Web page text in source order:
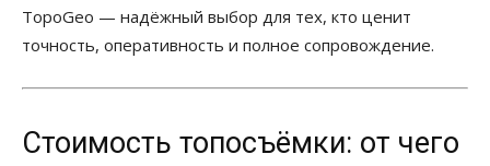
TopoGeo — надёжный выбор для тех, кто ценит
точность, оперативность и полное сопровождение.
Стоимость топосъёмки: от чего